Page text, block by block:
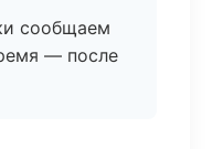
сообщаем
— после